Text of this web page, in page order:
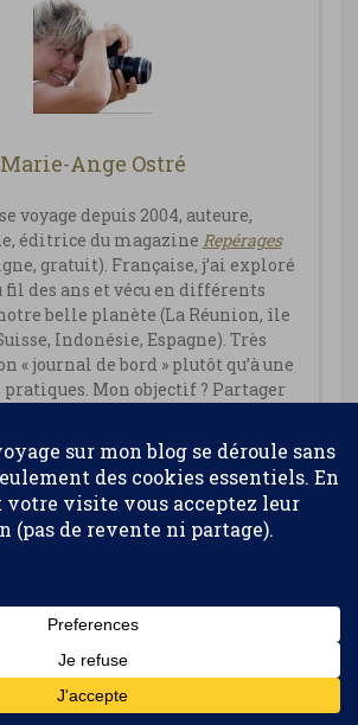
Marie-Ange Ostré
voyage depuis 2004, auteure,
éditrice du magazine Repérages
gratuit). Française, j’ai exploré
fil des ans et vécu en différents
belle planète (La Réunion, île
Indonésie, Espagne). Très
« journal de bord » plutôt qu’à une
Mon objectif ? Partager
de partir aussi souvent.
pas à partager :
E-mail
: ce site utilise des cookies. En continuant à
sur la façon de contrôler les
Politique relative aux cookies